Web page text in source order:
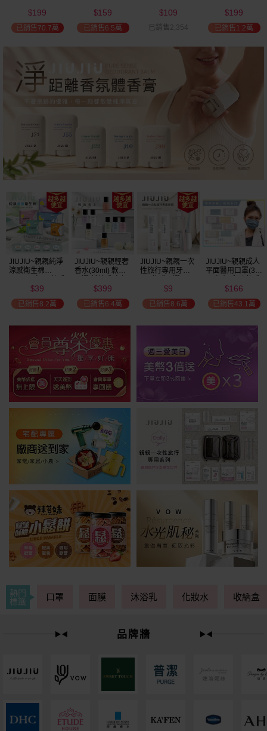
59
選 全新包裝
$199
已銷售70.7萬
$159
已銷售6.5萬
(600ml)
$109
已銷售2,354
$199
已銷售1.2萬
JIUJIU~親親純淨
涼感衛生棉
$39
已銷售8.2萬
JIUJIU~親親輕奢
香水(30ml) 款式
市/平替香水/大牌
香水/大牌平替
$399
已銷售6.4萬
JIUJIU~親親一次
性旅行專用牙刷(1
$9
已銷售8.6萬
JIUJIU~親親成人
平面醫用口罩(30
可選 MD雙鋼印
$166
已銷售43.1萬
熱門
標籤
口罩 面膜 沐浴乳 化妝水 收納盒
品牌牆